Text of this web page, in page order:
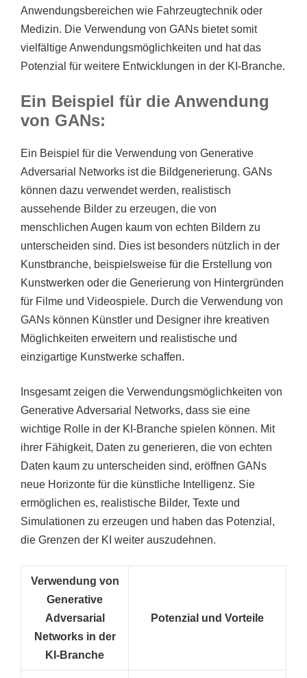
Anwendungsbereichen wie Fahrzeugtechnik oder
Medizin. Die Verwendung von GANs bietet somit
vielfältige Anwendungsmöglichkeiten und hat das
Potenzial für weitere Entwicklungen in der KI-Branche.
Ein Beispiel für die Anwendung
von GANs:
Ein Beispiel für die Verwendung von Generative
Adversarial Networks ist die Bildgenerierung. GANs
können dazu verwendet werden, realistisch
aussehende Bilder zu erzeugen, die von
menschlichen Augen kaum von echten Bildern zu
unterscheiden sind. Dies ist besonders nützlich in der
Kunstbranche, beispielsweise für die Erstellung von
Kunstwerken oder die Generierung von Hintergründen
für Filme und Videospiele. Durch die Verwendung von
GANs können Künstler und Designer ihre kreativen
Möglichkeiten erweitern und realistische und
einzigartige Kunstwerke schaffen.
Insgesamt zeigen die Verwendungsmöglichkeiten von
Generative Adversarial Networks, dass sie eine
wichtige Rolle in der KI-Branche spielen können. Mit
ihrer Fähigkeit, Daten zu generieren, die von echten
Daten kaum zu unterscheiden sind, eröffnen GANs
neue Horizonte für die künstliche Intelligenz. Sie
ermöglichen es, realistische Bilder, Texte und
Simulationen zu erzeugen und haben das Potenzial,
die Grenzen der KI weiter auszudehnen.
Verwendung von
Generative
Adversarial
Networks in der
KI-Branche
Potenzial und Vorteile